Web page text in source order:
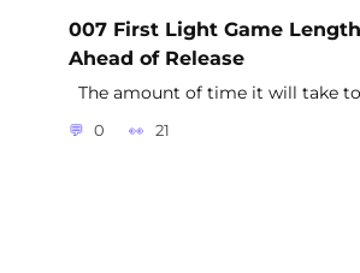
007 First Light Game
Ahead of Release
The amount of time it will take
0 21